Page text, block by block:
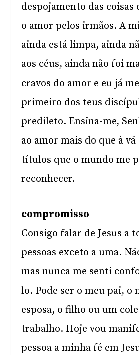
despojamento das coisas
o amor pelos irmãos. A
ainda está limpa, ainda
aos céus, ainda não foi
cravos do amor e eu já
primeiro dos teus
predileto. Ensina-me,
ao amor mais do que à
títulos que o mundo me
reconhecer.
compromisso
Consigo falar de Jesus a
pessoas exceto a uma.
mas nunca me senti
lo. Pode ser o meu pai, o
esposa, o filho ou um
trabalho. Hoje vou
pessoa a minha fé em